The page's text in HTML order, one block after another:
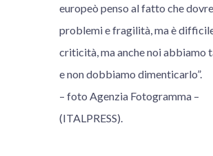
europeò penso al fatto che
problemi e fragilità, ma è
criticità, ma anche noi abbiamo
e non dobbiamo dimenticarlo”.
– foto Agenzia Fotogramma –
(ITALPRESS).